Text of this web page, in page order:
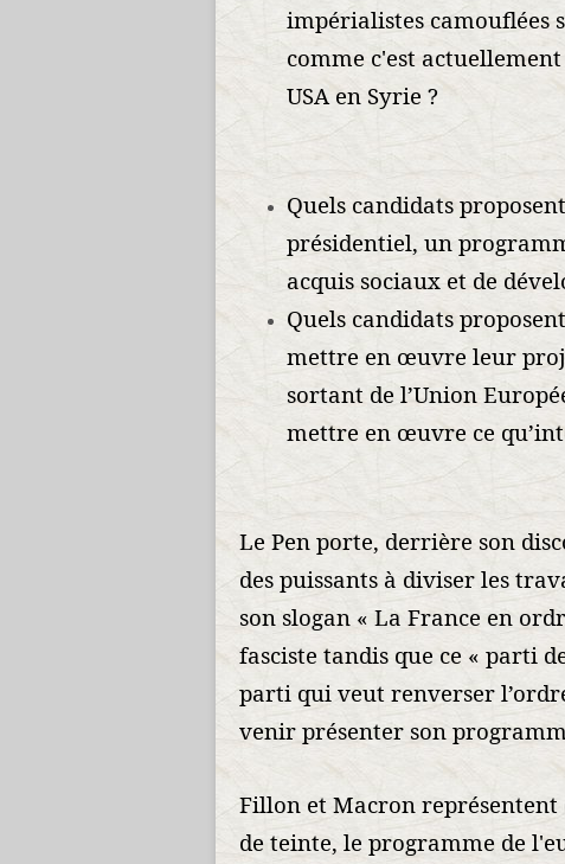
impérialistes camouflées
comme c'est
USA en Syrie ?
Quels candidats
présidentiel, un
acquis sociaux et de
Quels candidats
mettre en œuvre leur
sortant de l’Union
mettre en œuvre ce
Le Pen porte, derrière son
des puissants à diviser les
son slogan « La France en
fasciste tandis que ce « parti
parti qui veut renverser
venir présenter son
Fillon et Macron représentent
de teinte, le programme de